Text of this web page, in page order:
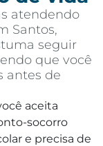
atendendo
Santos,
seguir
que você
antes de
aceita
socorro
e precisa de